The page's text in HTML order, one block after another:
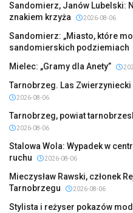
Sandomierz, Janów Lubelski:
znakiem krzyża
2026-08-06
Sandomierz: „Miasto, które
sandomierskich podziemiach
Mielec: „Gramy dla Anety”
Tarnobrzeg. Las
2026-08-06
Tarnobrzeg, powiat
2026-08-06
Stalowa Wola: Wypadek w
ruchu
2026-08-06
Mieczysław Rawski, członek
Tarnobrzegu
2026-08-06
Stylista i reżyser pokazów